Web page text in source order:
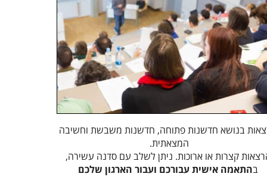
בנושא חדשנות פתוחה, חדשנות משבשת וחשיבה
המצאתית.
קצרות או ארוכות. ניתן לשלב עם סדנה עשירה,
בהתאמה אישית עבורכם ועבור הארגון שלכם